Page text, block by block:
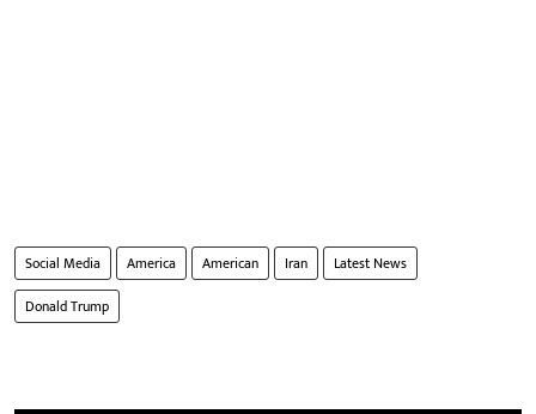
Social Media America American Iran
Latest News
Donald Trump